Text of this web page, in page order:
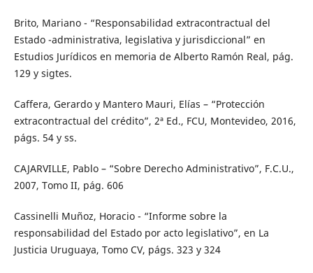
Brito, Mariano - “Responsabilidad extracontractual del
Estado -administrativa, legislativa y jurisdiccional” en
Estudios Jurídicos en memoria de Alberto Ramón Real, pág.
129 y sigtes.
Caffera, Gerardo y Mantero Mauri, Elías – “Protección
extracontractual del crédito”, 2ª Ed., FCU, Montevideo, 2016,
págs. 54 y ss.
CAJARVILLE, Pablo – “Sobre Derecho Administrativo”, F.C.U.,
2007, Tomo II, pág. 606
Cassinelli Muñoz, Horacio - “Informe sobre la
responsabilidad del Estado por acto legislativo”, en La
Justicia Uruguaya, Tomo CV, págs. 323 y 324